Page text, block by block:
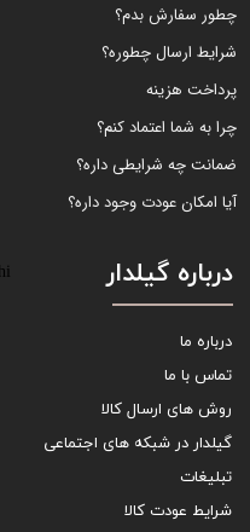
چطور سفارش بدم؟
شرایط ارسال چطوره؟
پرداخت هزینه
چرا به شما اعتماد کنم؟
ضمانت چه شرایطی داره؟
آیا امکان عودت وجود داره؟
درباره گیلدار
درباره ما
تماس با ما
روش های ارسال کالا
گیلدار در شبکه های اجتماعی
تبلیغات
شرایط عودت کالا